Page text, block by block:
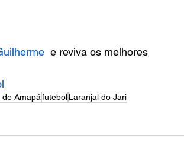
  e reviva os melhores
de AmapáfutebolLaranjal do Jari